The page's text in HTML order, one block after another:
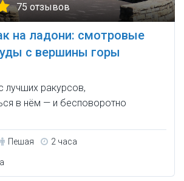
75 отзывов
на ладони: смотровые
c вершины горы
лучших ракурсов,
в нём — и бесповоротно
Пешая 2 часа